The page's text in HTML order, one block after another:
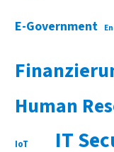
E-Government
Human
IoT IT